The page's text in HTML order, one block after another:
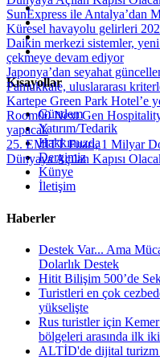
SunExpress ile Antalya’dan
Küresel havayolu gelirleri
Daikin merkezi sistemler,
çekmeye devam ediyor
Japonya’dan seyahat
Pamukkale, uluslararası
Kartepe Green Park Hotel’e
Room00 Next Gen
yapacak
25. EMITT Fuarı, 1 Milyar
Dünyaya Açılan Kapısı
Kısayollar
Gündem
Yatırım/Tedarik
Hakkımızda
Dergimiz
Künye
İletişim
Haberler
Destek Var... Ama
Dolarlık Destek
Hitit Bilişim 500’de
Turistleri en çok
yükselişte
Rus turistler için
bölgeleri arasında ilk iki
ALTİD'de dijital turizm